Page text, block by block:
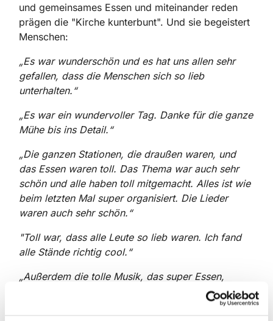
und gemeinsames Essen und miteinander reden
prägen die "Kirche kunterbunt". Und sie begeistert
Menschen:
„Es war wunderschön und es hat uns allen sehr
gefallen, dass die Menschen sich so lieb
unterhalten.“
„Es war ein wundervoller Tag. Danke für die ganze
Mühe bis ins Detail.“
„Die ganzen Stationen, die draußen waren, und
das Essen waren toll. Das Thema war auch sehr
schön und alle haben toll mitgemacht. Alles ist wie
beim letzten Mal super organisiert. Die Lieder
waren auch sehr schön.“
"Toll war, dass alle Leute so lieb waren. Ich fand
alle Stände richtig cool.“
„Außerdem die tolle Musik, das super Essen,
so die
Reaktionen nach der letzten "Kirche kunterbunt" im